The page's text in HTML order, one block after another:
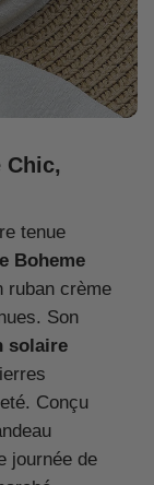
Chic,
tenue
Boheme
ruban crème
Son
solaire
Conçu
journée de